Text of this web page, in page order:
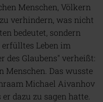
Menschen, Völkern
verhindern, was nicht
bedeutet, sondern
Leben im
des Glaubens" verheißt:
Menschen. Das wusste
Michael Aivanhov
er dazu zu sagen hatte.